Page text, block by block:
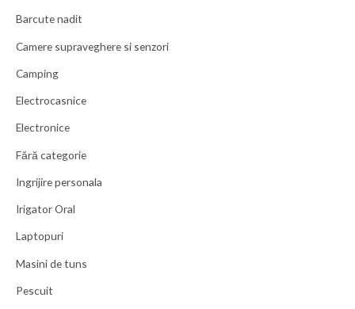
Barcute nadit
Camere supraveghere si senzori
Camping
Electrocasnice
Electronice
Fără categorie
Ingrijire personala
Irigator Oral
Laptopuri
Masini de tuns
Pescuit